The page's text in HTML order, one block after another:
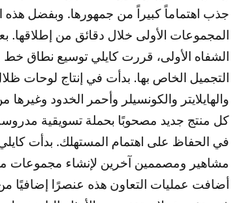
جذب اهتماماً كبيراً من جمهورها. وبفضل هذه
المجموعات الأولى خلال دقائق من إطلاقها.
الشفاه الأولى، قررت كايلي توسيع نطاق
التجميل الخاص بها. بدأت في إنتاج لوحات
والهايلايتر والكونسيلر وأحمر الخدود
كل منتج جديد مصحوبًا بحملة تسويقية
في الحفاظ على اهتمام المستهلك. بدأت كايلي
مشاهير ومصممين آخرين لإنشاء مجموعات
أضافت عمليات التعاون هذه عنصرًا إضافيًا